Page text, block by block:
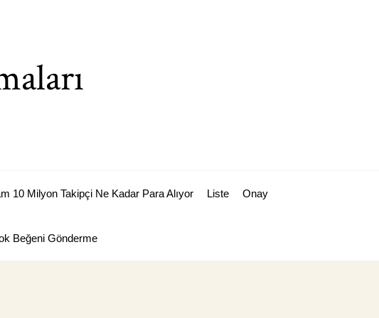
10 Milyon Takipçi Ne Kadar Para Alıyor Liste Onay
Beğeni Gönderme